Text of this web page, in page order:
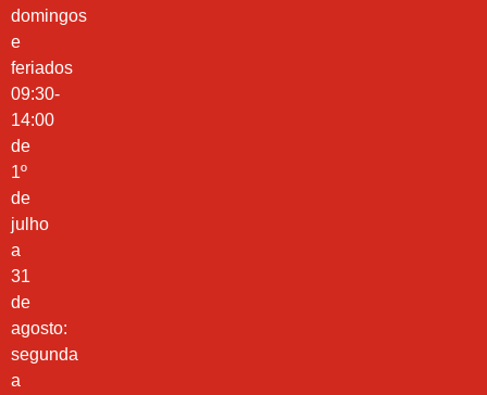
domingos
e
feriados
09:30-
14:00
de
1º
de
julho
a
31
de
agosto:
segunda
a